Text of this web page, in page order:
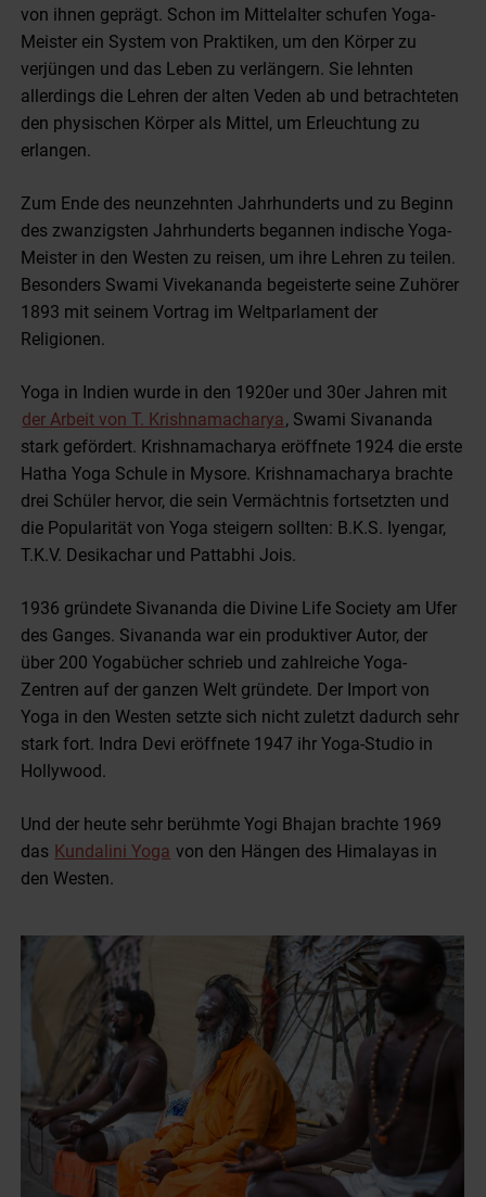
von ihnen geprägt. Schon im Mittelalter schufen Yoga-
Meister ein System von Praktiken, um den Körper zu
verjüngen und das Leben zu verlängern. Sie lehnten
allerdings die Lehren der alten Veden ab und betrachteten
den physischen Körper als Mittel, um Erleuchtung zu
erlangen.
Zum Ende des neunzehnten Jahrhunderts und zu Beginn
des zwanzigsten Jahrhunderts begannen indische Yoga-
Meister in den Westen zu reisen, um ihre Lehren zu teilen.
Besonders Swami Vivekananda begeisterte seine Zuhörer
1893 mit seinem Vortrag im Weltparlament der
Religionen.
Yoga in Indien wurde in den 1920er und 30er Jahren mit
der Arbeit von T. Krishnamacharya, Swami Sivananda
stark gefördert. Krishnamacharya eröffnete 1924 die erste
Hatha Yoga Schule in Mysore. Krishnamacharya brachte
drei Schüler hervor, die sein Vermächtnis fortsetzten und
die Popularität von Yoga steigern sollten: B.K.S. Iyengar,
T.K.V. Desikachar und Pattabhi Jois.
1936 gründete Sivananda die Divine Life Society am Ufer
des Ganges. Sivananda war ein produktiver Autor, der
über 200 Yogabücher schrieb und zahlreiche Yoga-
Zentren auf der ganzen Welt gründete. Der Import von
Yoga in den Westen setzte sich nicht zuletzt dadurch sehr
stark fort. Indra Devi eröffnete 1947 ihr Yoga-Studio in
Hollywood.
Und der heute sehr berühmte Yogi Bhajan brachte 1969
das Kundalini Yoga von den Hängen des Himalayas in
den Westen.